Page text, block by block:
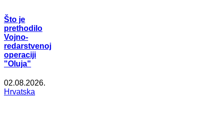
Što je
prethodilo
Vojno-
redarstvenoj
operaciji
"Oluja"
02.08.2026.
Hrvatska